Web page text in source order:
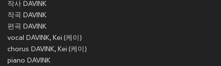
작사 DAVINK
작곡 DAVINK
편곡 DAVINK
vocal DAVINK, Kei (케이)
chorus DAVINK, Kei (케이)
piano DAVINK